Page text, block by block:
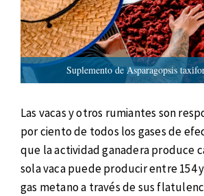
Suplemento de Asparagopsis
Las vacas y otros rumiantes son
por ciento de todos los gases de
que la actividad ganadera produce
sola vaca puede producir entre 154
gas metano a través de sus